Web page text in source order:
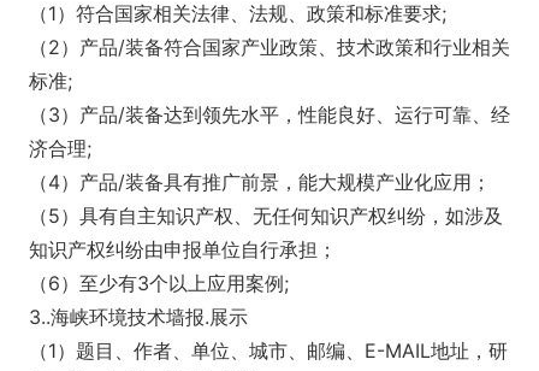
（1）符合国家相关法律、法规、政策和标准要求;
（2）产品/装备符合国家产业政策、技术政策和行业相关
标准;
（3）产品/装备达到领先水平，性能良好、运行可靠、经
济合理;
（4）产品/装备具有推广前景，能大规模产业化应用；
（5）具有自主知识产权、无任何知识产权纠纷，如涉及
知识产权纠纷由申报单位自行承担；
（6）至少有3个以上应用案例;
3..海峡环境技术墙报.展示
（1）题目、作者、单位、城市、邮编、E-MAIL地址，研